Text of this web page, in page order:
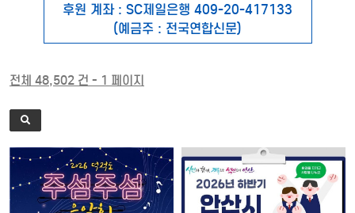
후원 계좌 : SC제일은행 409-20-417133
(예금주 : 전국연합신문)
전체 48,502 건 - 1 페이지